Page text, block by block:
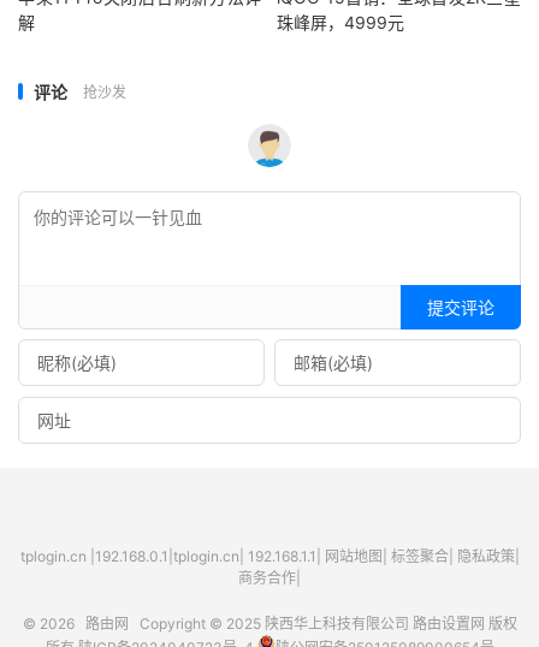
解
珠峰屏，4999元
评论 抢沙发
提交评论
tplogin.cn 192.168.0.1 tplogin.cn 192.168.1.1 网站地图 标签聚合| 隐私政策
商务合作|
© 2026 路由网 Copyright © 2025 陕西华上科技有限公司 路由设置网 版权